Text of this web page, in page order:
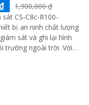
1,900,000 ₫
CS-C8c-R100-
bị an ninh chất lượng
sát và ghi lại hình
ngoài trời. Với